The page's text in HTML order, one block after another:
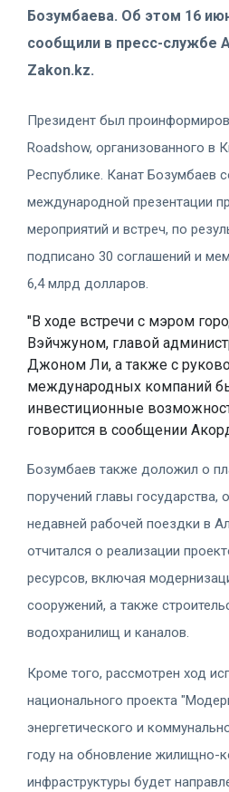
Бозумбаева. Об этом 16
сообщили в пресс-службе
Zakon.kz.
Президент был
Roadshow, организованного в
Республике. Канат Бозумбаев
международной презентации
мероприятий и встреч, по
подписано 30 соглашений и
6,4 млрд долларов.
"В ходе встречи с мэром
Вэйчжуном, главой
Джоном Ли, а также с
международных компаний
инвестиционные
говорится в сообщении
Бозумбаев также доложил о
поручений главы государства,
недавней рабочей поездки в
отчитался о реализации
ресурсов, включая
сооружений, а также
водохранилищ и каналов.
Кроме того, рассмотрен ход
национального проекта
энергетического и
году на обновление жилищно-
инфраструктуры будет